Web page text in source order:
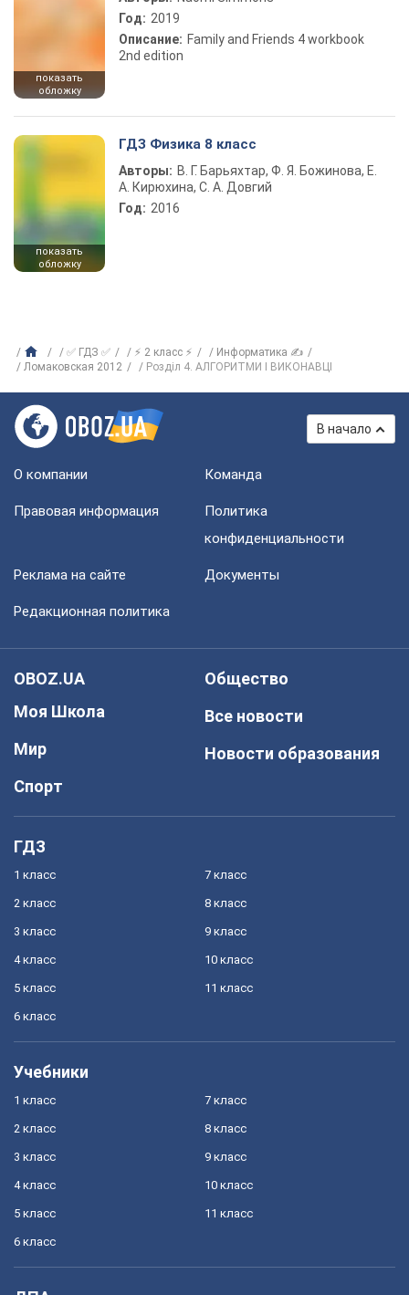
показать
обложку
Год: 2019
Описание: Family and Friends 4 workbook
2nd edition
показать
обложку
ГДЗ Физика 8 класс
Авторы: В. Г. Барьяхтар, Ф. Я. Божинова, Е.
А. Кирюхина, С. А. Довгий
Год: 2016
✅ ГДЗ ✅ ⚡ 2 класс ⚡
Информатика ✍
Ломаковская 2012
Розділ 4. АЛГОРИТМИ І ВИКОНАВЦІ
В начало
О компании Команда
Правовая информация
Политика
конфиденциальности
Реклама на сайте Документы
Редакционная политика
OBOZ.UA
Моя Школа
Мир
Спорт
Общество
Все новости
Новости образования
ГДЗ
1 класс
2 класс
3 класс
4 класс
5 класс
6 класс
7 класс
8 класс
9 класс
10 класс
11 класс
Учебники
1 класс
2 класс
3 класс
4 класс
5 класс
6 класс
7 класс
8 класс
9 класс
10 класс
11 класс